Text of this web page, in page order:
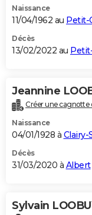
Naissance
11/04/1962 au Petit-
Décès
13/02/2022 au
Jeannine
Créer une cagnotte
Naissance
04/01/1928 à Clairy-
Décès
31/03/2020 à Albert
Sylvain